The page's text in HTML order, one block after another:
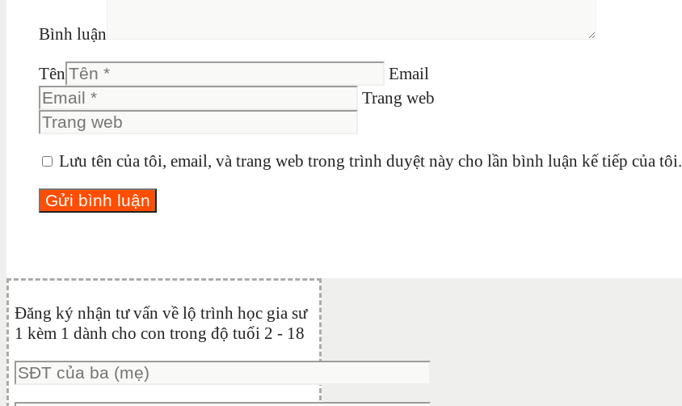
Bình luận
Tên
Email
Trang web
Lưu tên của tôi, email, và trang web trong trình duyệt này cho lần bình luận kế tiếp của tôi.
Đăng ký nhận tư vấn về lộ trình học gia sư
1 kèm 1 dành cho con trong độ tuổi 2 - 18